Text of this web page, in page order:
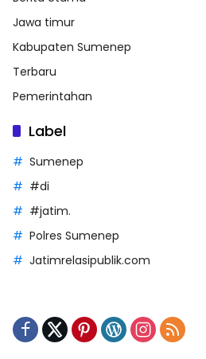
Jawa timur
Kabupaten Sumenep
Terbaru
Pemerintahan
Label
Sumenep
#di
#jatim.
Polres Sumenep
Jatimrelasipublik.com